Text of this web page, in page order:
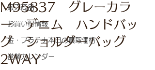
販売商品
お買い得情報
金・プラチナ本日の買取価格
営業カレンダー
M95837 グレーカラ
ー デニム ハンドバッ
グ ショルダーバッグ
2WAY